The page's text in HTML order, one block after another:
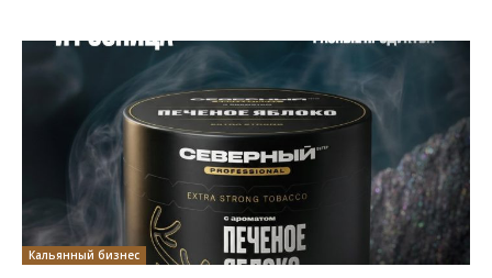
Кальянный бизнес